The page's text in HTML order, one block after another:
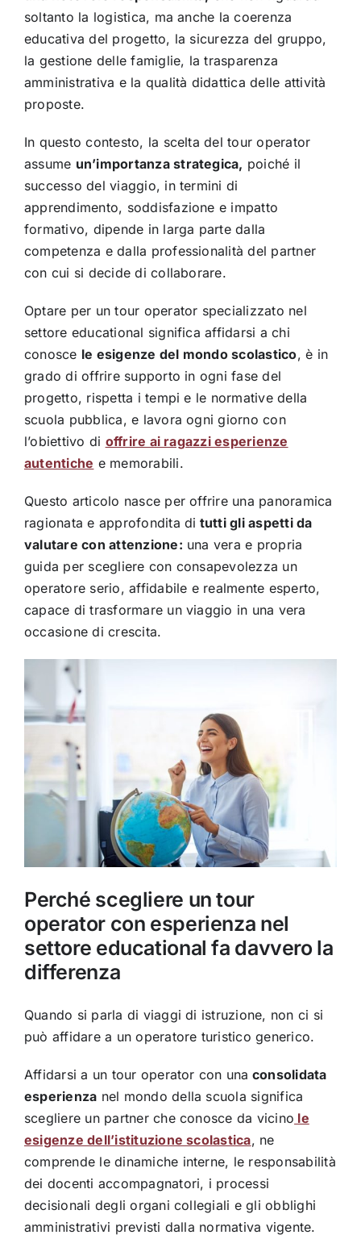
soltanto la logistica, ma anche la coerenza
educativa del progetto, la sicurezza del gruppo,
la gestione delle famiglie, la trasparenza
amministrativa e la qualità didattica delle attività
proposte.
In questo contesto, la scelta del tour operator
assume un’importanza strategica, poiché il
successo del viaggio, in termini di
apprendimento, soddisfazione e impatto
formativo, dipende in larga parte dalla
competenza e dalla professionalità del partner
con cui si decide di collaborare.
Optare per un tour operator specializzato nel
settore educational significa affidarsi a chi
conosce le esigenze del mondo scolastico, è in
grado di offrire supporto in ogni fase del
progetto, rispetta i tempi e le normative della
scuola pubblica, e lavora ogni giorno con
l’obiettivo di offrire ai ragazzi esperienze
autentiche e memorabili.
Questo articolo nasce per offrire una panoramica
ragionata e approfondita di tutti gli aspetti da
valutare con attenzione: una vera e propria
guida per scegliere con consapevolezza un
operatore serio, affidabile e realmente esperto,
capace di trasformare un viaggio in una vera
occasione di crescita.
Perché scegliere un tour
operator con esperienza nel
settore educational fa davvero la
differenza
Quando si parla di viaggi di istruzione, non ci si
può affidare a un operatore turistico generico.
Affidarsi a un tour operator con una consolidata
esperienza nel mondo della scuola significa
scegliere un partner che conosce da vicino le
esigenze dell’istituzione scolastica, ne
comprende le dinamiche interne, le responsabilità
dei docenti accompagnatori, i processi
decisionali degli organi collegiali e gli obblighi
amministrativi previsti dalla normativa vigente.